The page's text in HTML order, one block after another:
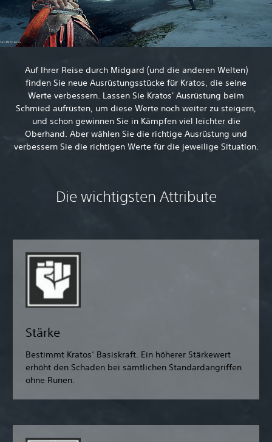
Auf Ihrer Reise durch Midgard (und die anderen Welten)
finden Sie neue Ausrüstungsstücke für Kratos, die seine
Werte verbessern. Lassen Sie Kratos' Ausrüstung beim
Schmied aufrüsten, um diese Werte noch weiter zu steigern,
und schon gewinnen Sie in Kämpfen viel leichter die
Oberhand. Aber wählen Sie die richtige Ausrüstung und
verbessern Sie die richtigen Werte für die jeweilige Situation.
Die wichtigsten Attribute
Stärke
Bestimmt Kratos‘ Basiskraft. Ein höherer Stärkewert
erhöht den Schaden bei sämtlichen Standardangriffen
ohne Runen.